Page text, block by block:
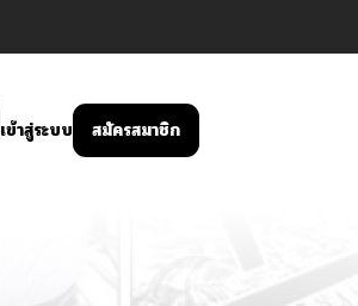
เข้าสู่ระบบ สมัครสมาชิก